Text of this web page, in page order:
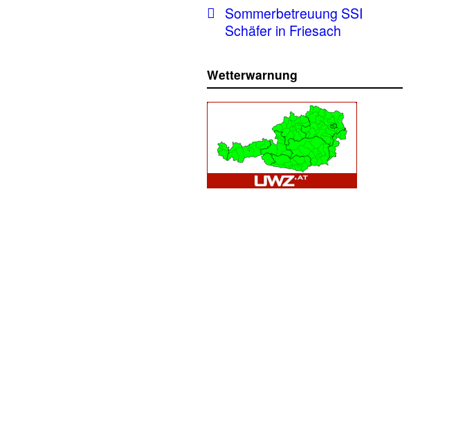
Sommerbetreuung SSI
Schäfer in Friesach
Wetterwarnung